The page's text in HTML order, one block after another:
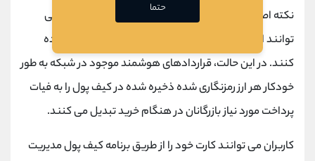
نکته اصلی در اکوسیستم Swipe’s این است که کاربران می
توانند از کارت Swipe برای پرداخت پول به بازرگانان استفاده
کنند. در این حالت، قراردادهای هوشمند موجود در شبکه به طور
خودکار هر ارز رمزنگاری شده ذخیره شده در کیف پول را به فیات
پرداخت مورد نیاز بازرگانان در هنگام خرید تبدیل می کنند.
کاربران می توانند کارت خود را از طریق برنامه کیف پول مدیریت
حتما